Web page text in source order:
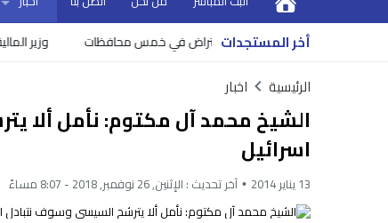
أخر المستجدات وزير المالية يعلن
الرئيسية اخبار
الشيخ محمد آل مكتوم: نأمل ألا
اسرائيل
13 يناير 2014 آخر تحديث : الإثنين, 26 نوفمبر, 2018 - 8:07 مساءً